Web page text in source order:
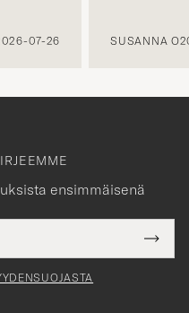
07-26 SUSANNA O
ensimmäisenä